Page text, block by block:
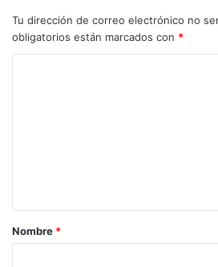
Tu dirección de correo electrónico no
obligatorios están marcados con *
Nombre *